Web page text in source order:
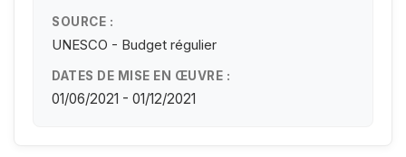
SOURCE :
UNESCO - Budget régulier
DATES DE MISE EN ŒUVRE :
01/06/2021 - 01/12/2021